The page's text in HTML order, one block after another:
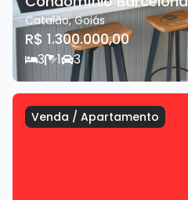
Catalão,Goiás
R$ 1.300.000,00
3 1 3
Venda / Apartamento